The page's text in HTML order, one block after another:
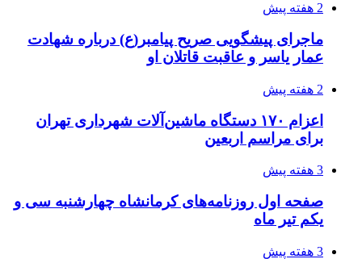
2 هفته پیش
ماجرای پیشگویی صریح پیامبر(ع) درباره شهادت
عمار یاسر و عاقبت قاتلان او
2 هفته پیش
اعزام ۱۷۰ دستگاه ماشین‌آلات شهرداری تهران
برای مراسم اربعین
3 هفته پیش
صفحه اول روزنامه‌های کرمانشاه چهارشنبه سی و
یکم تیر ماه
3 هفته پیش